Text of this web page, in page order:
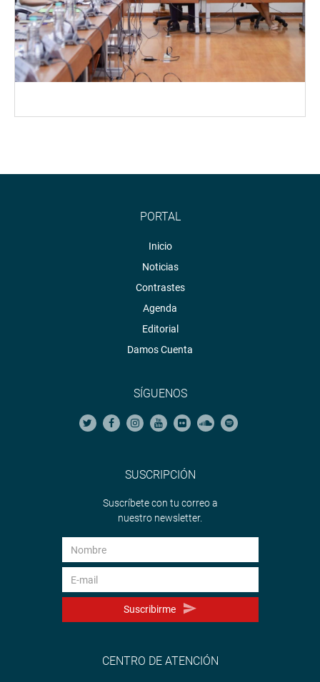
PORTAL
Inicio
Noticias
Contrastes
Agenda
Editorial
Damos Cuenta
SÍGUENOS
SUSCRIPCIÓN
Suscríbete con tu correo a
nuestro newsletter.
Suscribirme
CENTRO DE ATENCIÓN